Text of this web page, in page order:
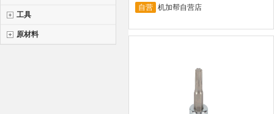
工具
原材料
自营 机加帮自营店